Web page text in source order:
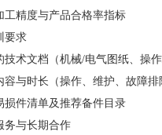
工精度与产品合格率指标
要求
技术文档（机械/电气图纸、操作
容与时长（操作、维护、故障排
损件清单及推荐备件目录
务与长期合作